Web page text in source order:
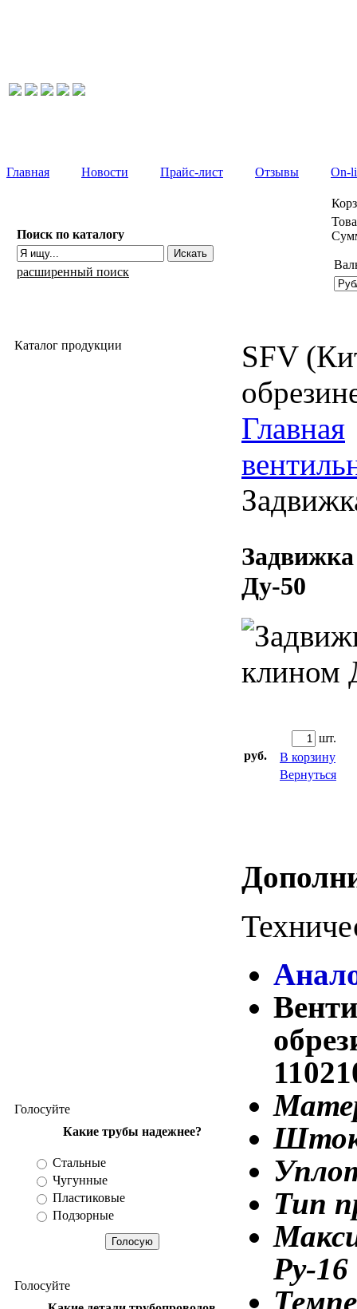
Главная Новости Прайс-лист Отзывы On-
Поиск по каталогу
расширенный поиск
Каталог продукции
Голосуйте
Какие трубы надежнее?
Стальные
Чугунные
Пластиковые
Подзорные
Голосуйте
SFV
Главная
Ду-50
руб.
шт.
В корзину
Вернуться
Тип
Ру-16